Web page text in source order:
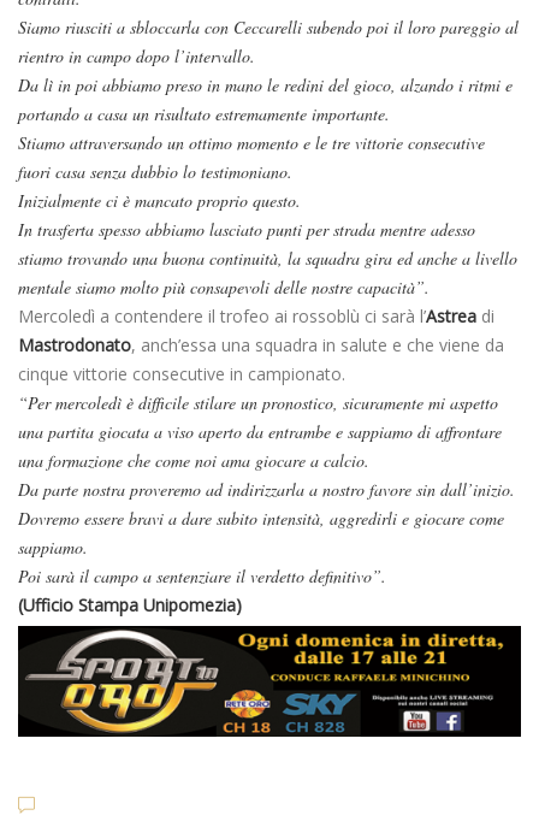
Siamo riusciti a sbloccarla con Ceccarelli subendo poi il loro pareggio al
rientro in campo dopo l’intervallo.
Da lì in poi abbiamo preso in mano le redini del gioco, alzando i ritmi e
portando a casa un risultato estremamente importante.
Stiamo attraversando un ottimo momento e le tre vittorie consecutive
fuori casa senza dubbio lo testimoniano.
Inizialmente ci è mancato proprio questo.
In trasferta spesso abbiamo lasciato punti per strada mentre adesso
stiamo trovando una buona continuità, la squadra gira ed anche a livello
mentale siamo molto più consapevoli delle nostre capacità”.
Mercoledì a contendere il trofeo ai rossoblù ci sarà l’Astrea di
Mastrodonato, anch’essa una squadra in salute e che viene da
cinque vittorie consecutive in campionato.
“Per mercoledì è difficile stilare un pronostico, sicuramente mi aspetto
una partita giocata a viso aperto da entrambe e sappiamo di affrontare
una formazione che come noi ama giocare a calcio.
Da parte nostra proveremo ad indirizzarla a nostro favore sin dall’inizio.
Dovremo essere bravi a dare subito intensità, aggredirli e giocare come
sappiamo.
Poi sarà il campo a sentenziare il verdetto definitivo”.
(Ufficio Stampa Unipomezia)